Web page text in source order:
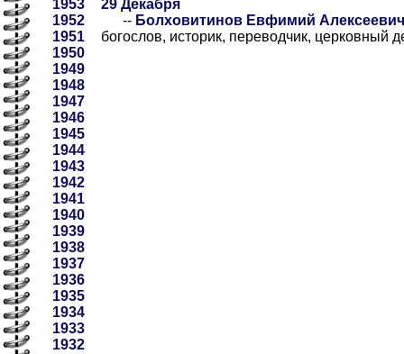
1953
1952
1951
1950
1949
1948
1947
1946
1945
1944
1943
1942
1941
1940
1939
1938
1937
1936
1935
1934
1933
1932
29 Декабря
-- Болховитинов Евфимий Алексеевич
богослов, историк, переводчик, церковный